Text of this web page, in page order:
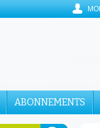
ABONNEMENTS